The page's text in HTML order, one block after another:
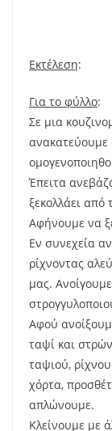
Εκτέλεση:
Για το φύλλο:
Σε μια
ανακατεύουμε
Έπειτα
ξεκολλάει
Αφήνουμε να
Εν συνεχεία
ρίχνοντας
μας.
Αφού
ταψί και
ταψιού,
χόρτα,
απλώνουμε.
Κλείνουμε με